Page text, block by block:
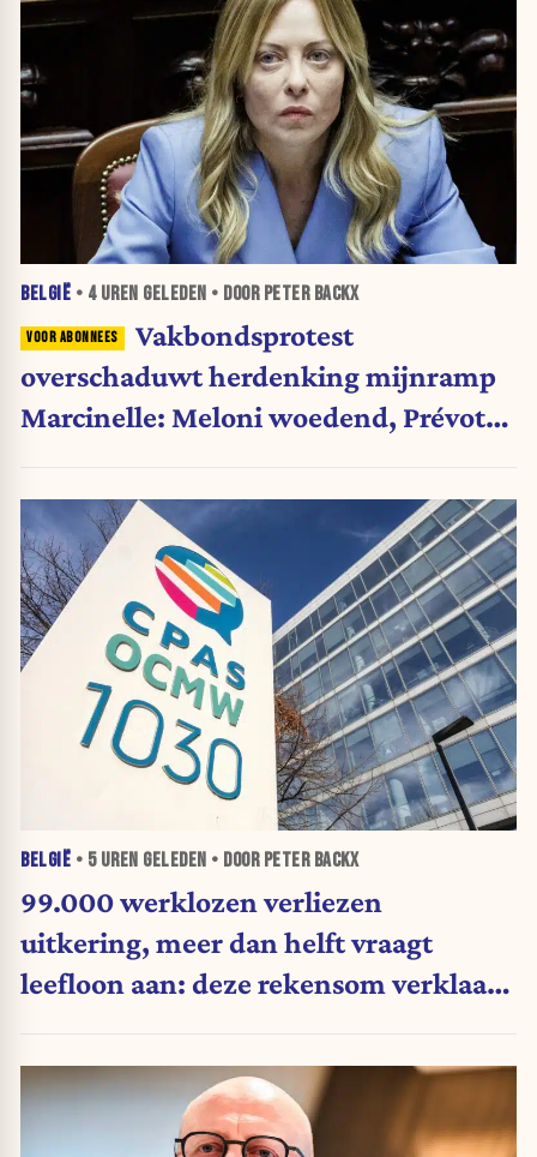
BELGIË • 4 UREN GELEDEN • DOOR PETER BACKX
Vakbondsprotest
overschaduwt herdenking mijnramp
Marcinelle: Meloni woedend, Prévot
BELGIË • 5 UREN GELEDEN • DOOR PETER BACKX
99.000 werklozen verliezen
uitkering, meer dan helft vraagt
leefloon aan: deze rekensom verklaart